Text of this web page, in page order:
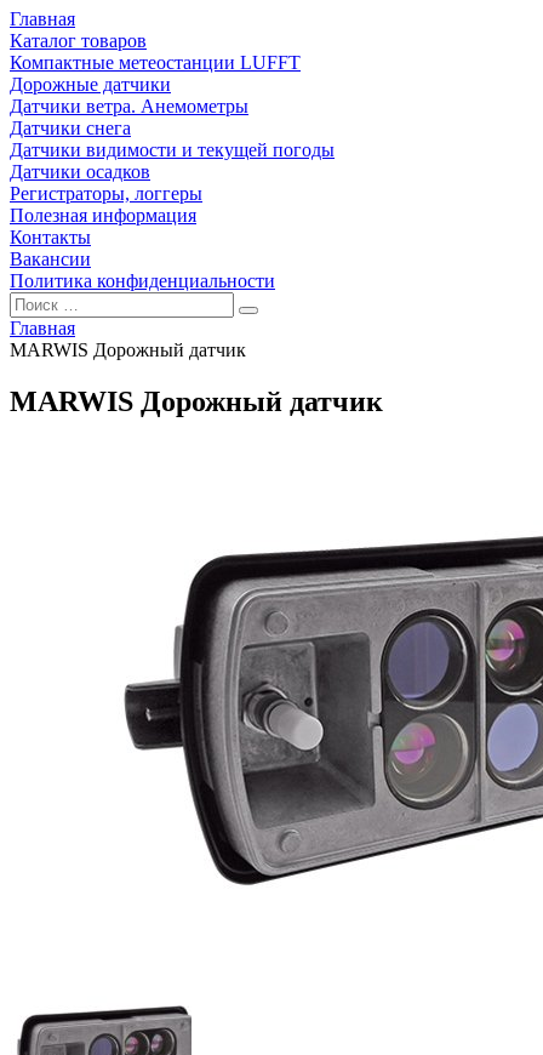
Главная
Каталог товаров
Компактные метеостанции LUFFT
Дорожные датчики
Датчики ветра. Анемометры
Датчики снега
Датчики видимости и текущей погоды
Датчики осадков
Регистраторы, логгеры
Полезная информация
Контакты
Вакансии
Политика конфиденциальности
Главная
MARWIS Дорожный датчик
MARWIS Дорожный датчик